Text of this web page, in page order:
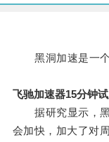
黑洞加速是一个
飞驰加速器15分钟
据研究显示，黑
会加快，加大了对